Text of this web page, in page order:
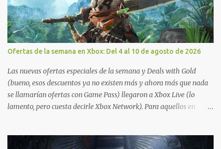
Ofertas de la semana en Xbox: Del 4 al 10 de agosto de 2026
Las nuevas ofertas especiales de la semana y Deals with Gold
(bueno, esos descuentos ya no existen más y ahora más que nada
se llamarían ofertas con Game Pass) llegaron a Xbox Live (lo
lamento, pero cuesta decirle Xbox Network). Para aquellos en
jugarlos y mantener un progreso compartido en Windows PC y